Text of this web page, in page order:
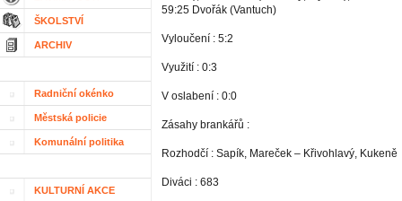
ŠKOLSTVÍ
ARCHIV
Radniční okénko
Městská policie
Komunální politika
KULTURNÍ AKCE
59:25 Dvořák (Vantuch)
Vyloučení : 5:2
Využití : 0:3
V oslabení : 0:0
Zásahy brankářů :
Rozhodčí : Sapík, Mareček – Křivohlavý, Kukeně
Diváci : 683